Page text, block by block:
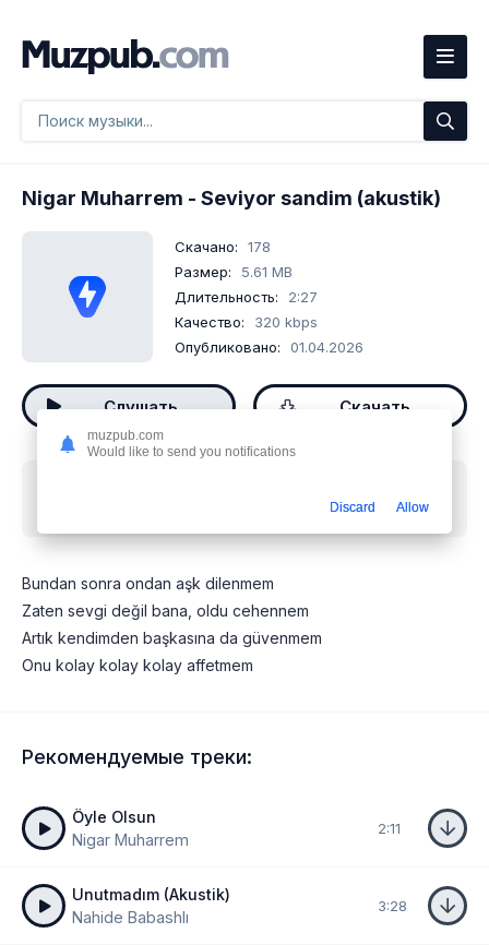
Nigar Muharrem - Seviyor sandim (akustik)
Скачано:
178
Размер:
5.61 MB
Длительность:
2:27
Качество:
320 kbps
Опубликовано:
01.04.2026
Слушать Скачать
Bundan sonra ondan aşk dilenmem
Zaten sevgi değil bana, oldu cehennem
Artık kendimden başkasına da güvenmem
Onu kolay kolay kolay affetmem
Рекомендуемые треки:
Öyle Olsun
Nigar Muharrem
2:11
Unutmadım (Akustik)
Nahide Babashlı
3:28
muzpub.com
Would like to send you notifications
Discard Allow